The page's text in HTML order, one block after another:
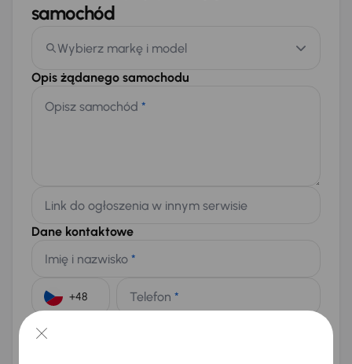
samochód
Wybierz markę i model
Opis żądanego samochodu
Opisz samochód *
Link do ogłoszenia w innym serwisie
Dane kontaktowe
Imię i nazwisko *
Telefon *
E-mail